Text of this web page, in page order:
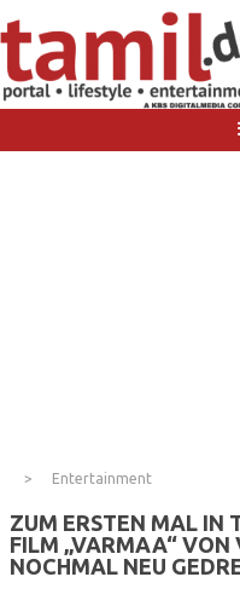
Entertainment
ZUM ERSTEN MAL IN
FILM „VARMAA“ VON
NOCHMAL NEU